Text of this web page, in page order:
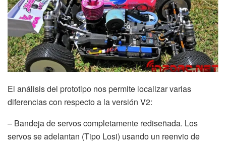
El análisis del prototipo nos permite localizar varias
diferencias con respecto a la versión V2:
– Bandeja de servos completamente rediseñada. Los
servos se adelantan (Tipo Losi) usando un reenvio de